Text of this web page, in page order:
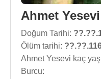
Ahmet Yesevi
Doğum Tarihi:
Ölüm tarihi:
Ahmet Yesevi kaç
Burcu: